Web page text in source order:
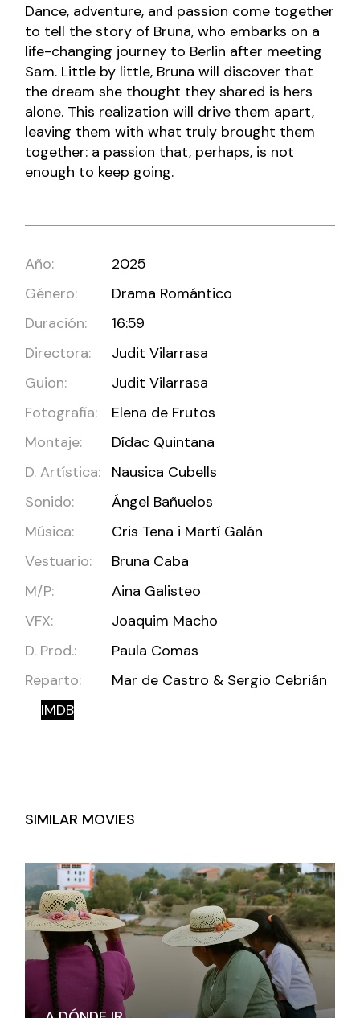
Dance, adventure, and passion come together
to tell the story of Bruna, who embarks on a
life-changing journey to Berlin after meeting
Sam. Little by little, Bruna will discover that
the dream she thought they shared is hers
alone. This realization will drive them apart,
leaving them with what truly brought them
together: a passion that, perhaps, is not
enough to keep going.
Año:
2025
Género:
Drama Romántico
Duración:
16:59
Directora:
Judit Vilarrasa
Guion:
Judit Vilarrasa
Fotografía:
Elena de Frutos
Montaje:
Dídac Quintana
D. Artística:
Nausica Cubells
Sonido:
Ángel Bañuelos
Música:
Cris Tena i Martí Galán
Vestuario:
Bruna Caba
M/P:
Aina Galisteo
VFX:
Joaquim Macho
D. Prod.:
Paula Comas
Reparto:
Mar de Castro & Sergio Cebrián
IMDB
SIMILAR MOVIES